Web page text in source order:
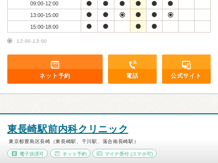
09:00-12:00
13:00-15:00
15:00-18:00
12:00-13:00
ネット予約 電話 公式サイト
東長崎駅前内科クリニック
東京都豊島区長崎（東長崎駅、千川駅、落合南長崎駅）
電子決済可 ネット予約 マイナ受付 (スマホ可)